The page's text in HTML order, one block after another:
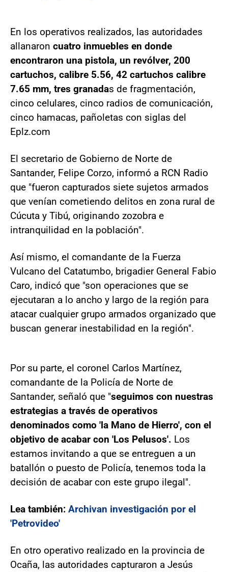
En los operativos realizados, las autoridades
allanaron cuatro inmuebles en donde
encontraron una pistola, un revólver, 200
cartuchos, calibre 5.56, 42 cartuchos calibre
7.65 mm, tres granadas de fragmentación,
cinco celulares, cinco radios de comunicación,
cinco hamacas, pañoletas con siglas del
Eplz.com
El secretario de Gobierno de Norte de
Santander, Felipe Corzo, informó a RCN Radio
que "fueron capturados siete sujetos armados
que venían cometiendo delitos en zona rural de
Cúcuta y Tibú, originando zozobra e
intranquilidad en la población".
Así mismo, el comandante de la Fuerza
Vulcano del Catatumbo, brigadier General Fabio
Caro, indicó que "son operaciones que se
ejecutaran a lo ancho y largo de la región para
atacar cualquier grupo armados organizado que
buscan generar inestabilidad en la región".
Por su parte, el coronel Carlos Martínez,
comandante de la Policía de Norte de
Santander, señaló que "seguimos con nuestras
estrategias a través de operativos
denominados como 'la Mano de Hierro', con el
objetivo de acabar con 'Los Pelusos'. Los
estamos invitando a que se entreguen a un
batallón o puesto de Policía, tenemos toda la
decisión de acabar con este grupo ilegal".
Lea también: Archivan investigación por el
'Petrovideo'
En otro operativo realizado en la provincia de
Ocaña, las autoridades capturaron a Jesús